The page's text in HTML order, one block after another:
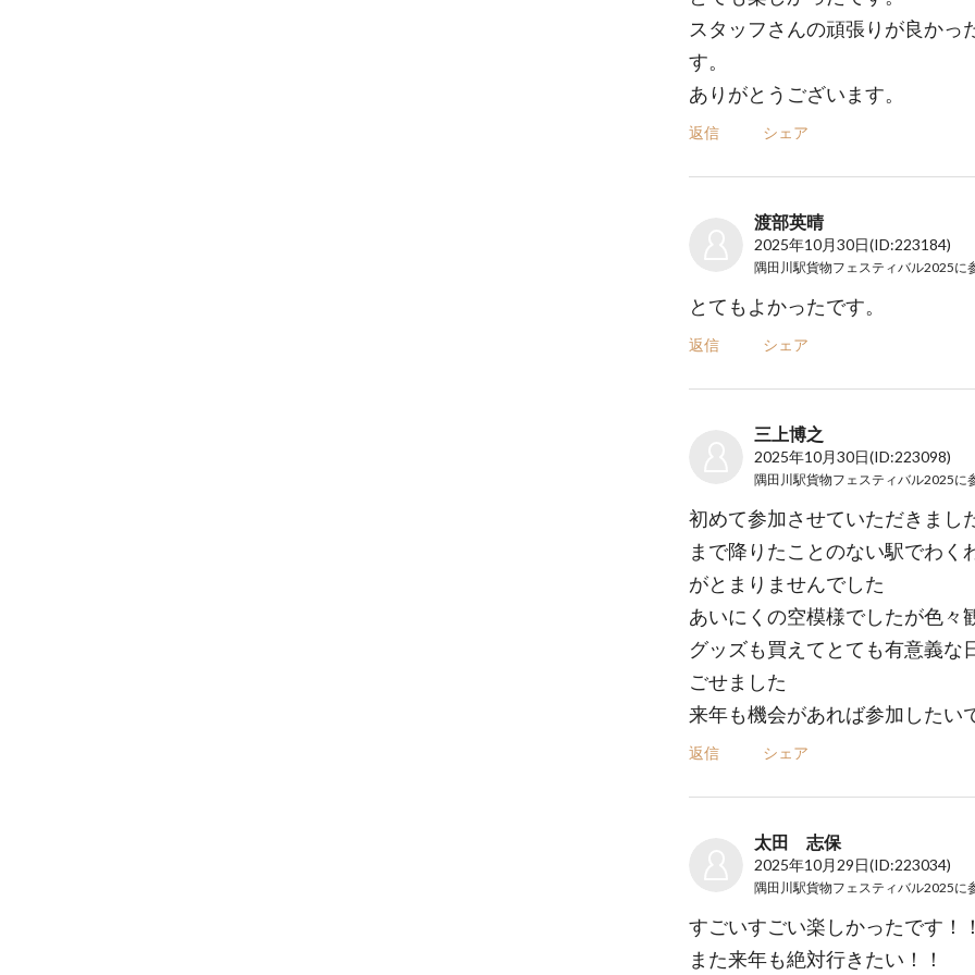
スタッフさんの頑張りが良かっ
す。
ありがとうございます。
返信 シェア
渡部英晴
2025年10月30日(ID:223184)
隅田川駅貨物フェスティバル2025に
とてもよかったです。
返信 シェア
三上博之
2025年10月30日(ID:223098)
隅田川駅貨物フェスティバル2025に
初めて参加させていただきまし
まで降りたことのない駅でわく
がとまりませんでした
あいにくの空模様でしたが色々
グッズも買えてとても有意義な
ごせました
来年も機会があれば参加したい
返信 シェア
太田 志保
2025年10月29日(ID:223034)
隅田川駅貨物フェスティバル2025に
すごいすごい楽しかったです！！
また来年も絶対行きたい！！